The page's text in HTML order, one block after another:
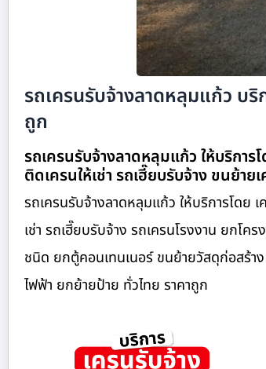
รถเครนรับจ้างลาดหลุมแก้ว บริ
ถูก
รถเครนรับจ้างลาดหลุมแก้ว ให้บริกา
ติดเครนให้เช่า รถเฮี๊ยบรับจ้าง ขนย้า
รถเครนรับจ้างลาดหลุมแก้ว ให้บริการโดย
เช่า รถเฮี๊ยบรับจ้าง รถเครนโรงงาน ยกโค
ชนิด ยกตู้คอนเทนเนอร์ ขนย้ายวัสดุก่อสร้า
ไฟฟ้า ยกย้ายป้าย ทั่วไทย ราคาถูก